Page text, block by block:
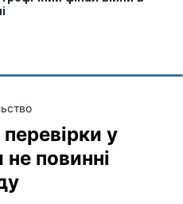
у
повинні